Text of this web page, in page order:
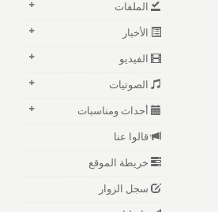
الملفات
الأخبار
الفيديو
الصوتيات
أحداث ومناسبات
قالوا عنا
خريطة الموقع
سجل الزوار